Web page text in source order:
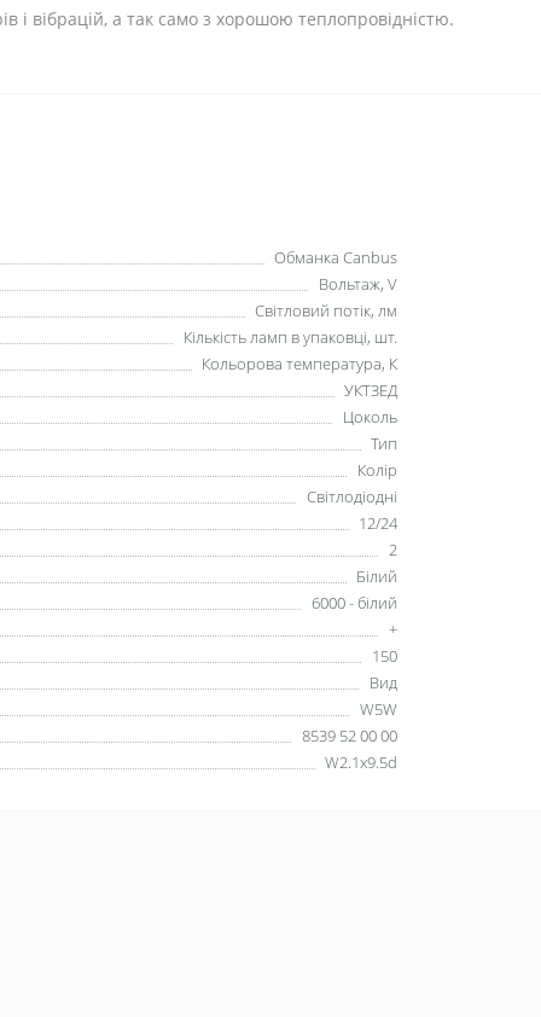
і вібрацій, а так само з хорошою теплопровідністю.
Обманка Сanbus
Вольтаж, V
Світловий потік, лм
Кількість ламп в упаковці, шт.
Кольорова температура, К
УКТЗЕД
Цоколь
Тип
Колір
Світлодіодні
12/24
2
Білий
6000 - білий
+
150
Вид
W5W
8539 52 00 00
W2.1x9.5d